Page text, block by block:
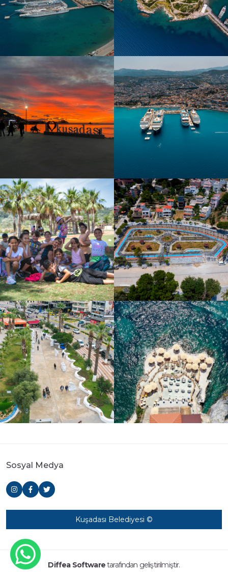
Sosyal Medya
Kuşadası Belediyesi ©
Diffea Softwaretarafından geliştirilmiştir.